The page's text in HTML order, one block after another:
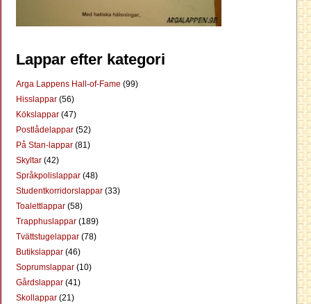
Lappar efter kategori
Arga Lappens Hall-of-Fame (99)
Hisslappar (56)
Kökslappar (47)
Postlådelappar (52)
På Stan-lappar (81)
Skyltar (42)
Språkpolislappar (48)
Studentkorridorslappar (33)
Toalettlappar (58)
Trapphuslappar (189)
Tvättstugelappar (78)
Butikslappar (46)
Soprumslappar (10)
Gårdslappar (41)
Skollappar (21)